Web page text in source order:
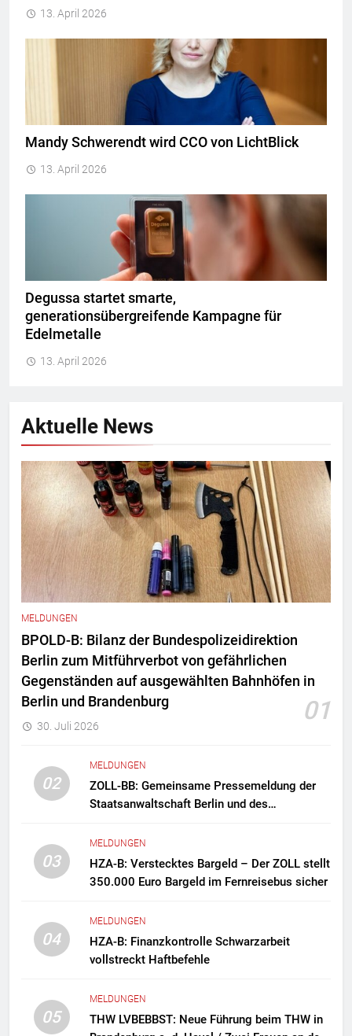
13. April 2026
Mandy Schwerendt wird CCO von LichtBlick
13. April 2026
Degussa startet smarte,
generationsübergreifende Kampagne für
Edelmetalle
13. April 2026
Aktuelle News
MELDUNGEN
BPOLD-B: Bilanz der Bundespolizeidirektion
Berlin zum Mitführverbot von gefährlichen
Gegenständen auf ausgewählten Bahnhöfen in
Berlin und Brandenburg
01
30. Juli 2026
02
MELDUNGEN
ZOLL-BB: Gemeinsame Pressemeldung der
Staatsanwaltschaft Berlin und des
Zollfahndung hebt mutmaßliches
Drogenlabor aus
03
MELDUNGEN
HZA-B: Verstecktes Bargeld – Der ZOLL stellt
350.000 Euro Bargeld im Fernreisebus sicher
04
MELDUNGEN
HZA-B: Finanzkontrolle Schwarzarbeit
vollstreckt Haftbefehle
05
MELDUNGEN
THW LVBEBBST: Neue Führung beim THW in